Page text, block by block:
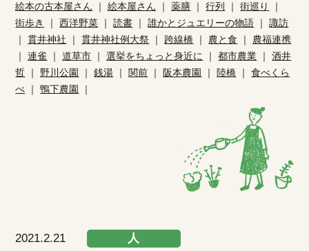
絵本の古本屋さん ｜絵本屋さん ｜薬膳 ｜行列 ｜街巡り
｜
街歩き
｜西洋野菜 ｜読書 ｜誰かとジュエリーの物語 ｜諏訪
｜貫井神社 ｜貫井神社例大祭 ｜跨線橋 ｜ 農と食 ｜ 農福連携
｜連雀 ｜道草市 ｜選挙をちょっと身近に ｜都市農業 ｜酒井
哲 ｜ 野川公園 ｜銭湯 ｜ 関前 ｜ 阪本農園 ｜ 陸橋 ｜食べくら
べ ｜鴨下農園 ｜
2021.2.21 人